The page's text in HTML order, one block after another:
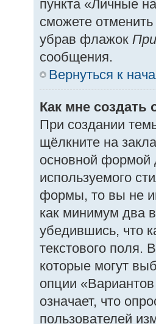
пункта «Личные
сможете
убрав флажок
сообщения.
Вернуться к
Как мне создать
При создании
щёлкните на
основной формой
используемого
формы, то вы не
как минимум два
убедившись, что
текстового поля.
которые могут
опции
означает, что
пользователей